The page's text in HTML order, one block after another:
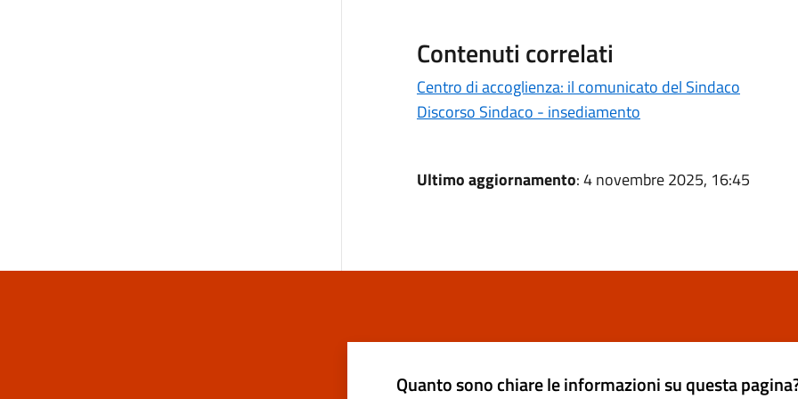
Contenuti correlati
Centro di accoglienza: il comunicato del Sindaco
Discorso Sindaco - insediamento
Ultimo aggiornamento: 4 novembre 2025, 16:45
Quanto sono chiare le informazioni su questa